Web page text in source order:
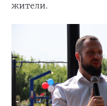
жители.